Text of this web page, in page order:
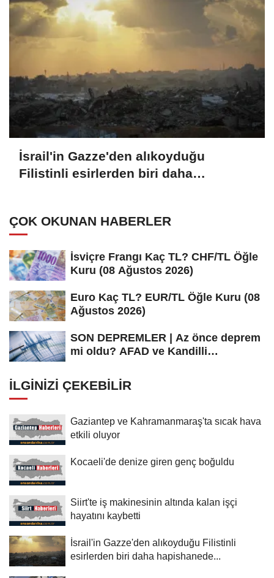
İsrail'in Gazze'den alıkoyduğu
Filistinli esirlerden biri daha
ÇOK OKUNAN HABERLER
İsviçre Frangı Kaç TL? CHF/TL Öğle
Kuru (08 Ağustos 2026)
Euro Kaç TL? EUR/TL Öğle Kuru (08
Ağustos 2026)
SON DEPREMLER | Az önce deprem
mi oldu? AFAD ve Kandilli
İLGINIZI ÇEKEBILIR
Gaziantep ve Kahramanmaraş'ta sıcak hava
etkili oluyor
Kocaeli'de denize giren genç boğuldu
Siirt'te iş makinesinin altında kalan işçi
hayatını kaybetti
İsrail'in Gazze'den alıkoyduğu Filistinli
esirlerden biri daha hapishanede...